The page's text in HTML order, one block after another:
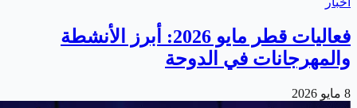
فعاليات قطر مايو 2026: أبرز الأنشطة
والمهرجانات في الدوحة
8 مايو 2026